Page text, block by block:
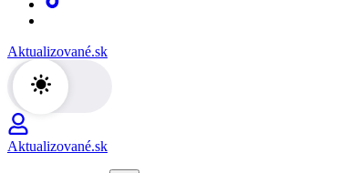
Aktualizované.sk
Aktualizované.sk